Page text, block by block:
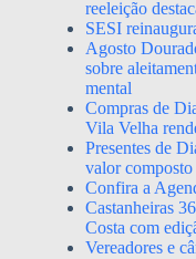
reeleição
SESI
Agosto
sobre
mental
Compras de
Vila Velha
Presentes de
valor
Confira a
Castanheiras
Costa com
Vereadores e